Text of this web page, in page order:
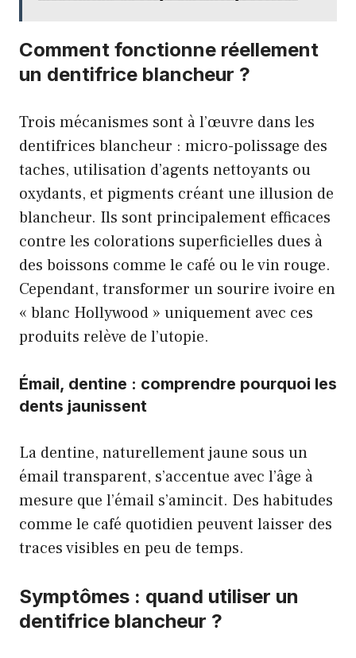
Comment fonctionne réellement
un dentifrice blancheur ?
Trois mécanismes sont à l’œuvre dans les
dentifrices blancheur : micro-polissage des
taches, utilisation d’agents nettoyants ou
oxydants, et pigments créant une illusion de
blancheur. Ils sont principalement efficaces
contre les colorations superficielles dues à
des boissons comme le café ou le vin rouge.
Cependant, transformer un sourire ivoire en
« blanc Hollywood » uniquement avec ces
produits relève de l’utopie.
Émail, dentine : comprendre pourquoi les
dents jaunissent
La dentine, naturellement jaune sous un
émail transparent, s’accentue avec l’âge à
mesure que l’émail s’amincit. Des habitudes
comme le café quotidien peuvent laisser des
traces visibles en peu de temps.
Symptômes : quand utiliser un
dentifrice blancheur ?